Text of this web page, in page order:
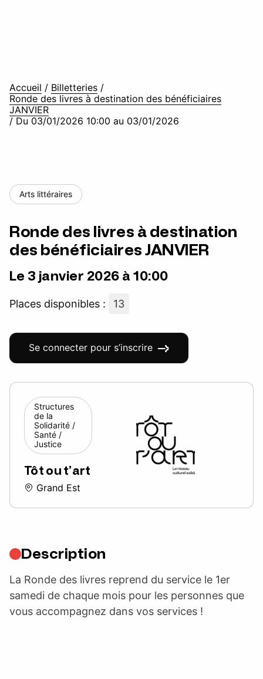
Accueil / Billetteries /
Ronde des livres à destination des bénéficiaires
JANVIER
/ Du 03/01/2026 10:00 au 03/01/2026
Arts littéraires
Ronde des livres à destination
des bénéficiaires JANVIER
Le 3 janvier 2026 à 10:00
Places disponibles : 13
Se connecter pour s’inscrire
Structures
de la
Solidarité /
Santé /
Justice
Tôt ou t’art
Grand Est
Description
La Ronde des livres reprend du service le 1er
samedi de chaque mois pour les personnes que
vous accompagnez dans vos services !